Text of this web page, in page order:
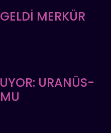
MERKÜR
URANÜS-